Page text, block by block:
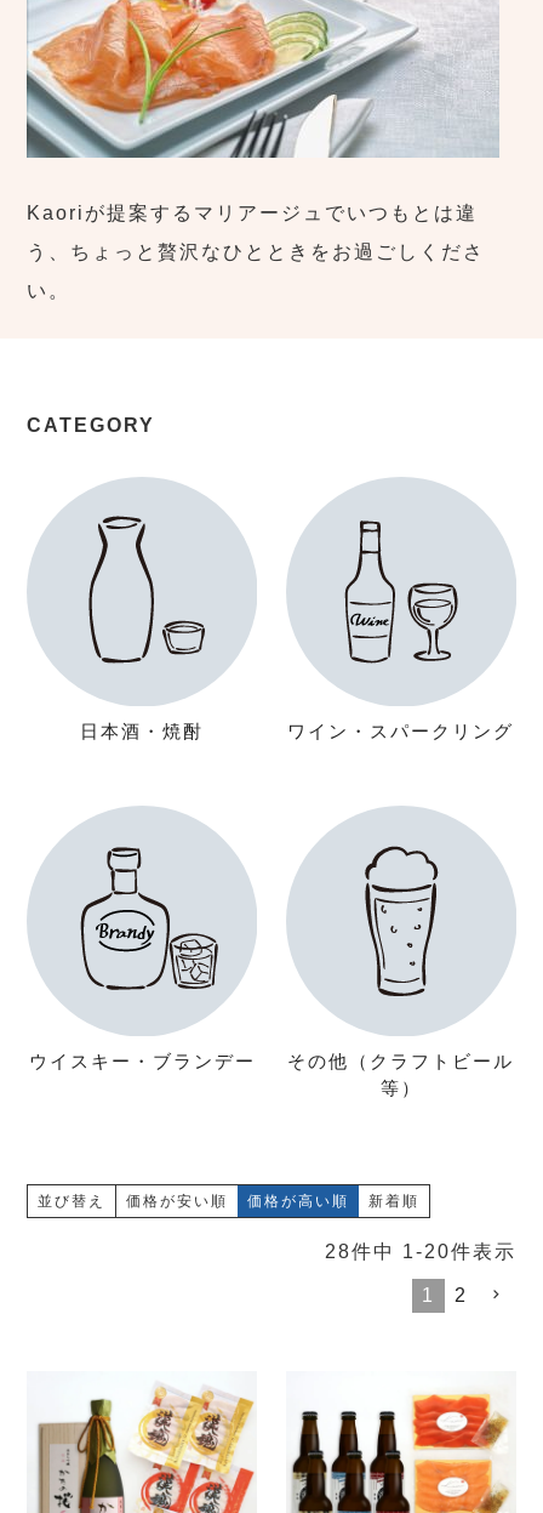
Kaoriが提案するマリアージュでいつもとは違
う、ちょっと贅沢なひとときをお過ごしくださ
い。
CATEGORY
日本酒・焼酎 ワイン・スパークリング
ウイスキー・ブランデー
その他（クラフトビール
等）
並び替え 価格が安い順 価格が高い順 新着順
28件中 1-20件表示
1 2